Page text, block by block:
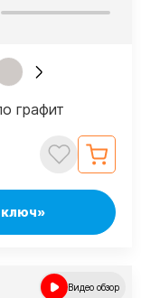
графит
Видео обзор